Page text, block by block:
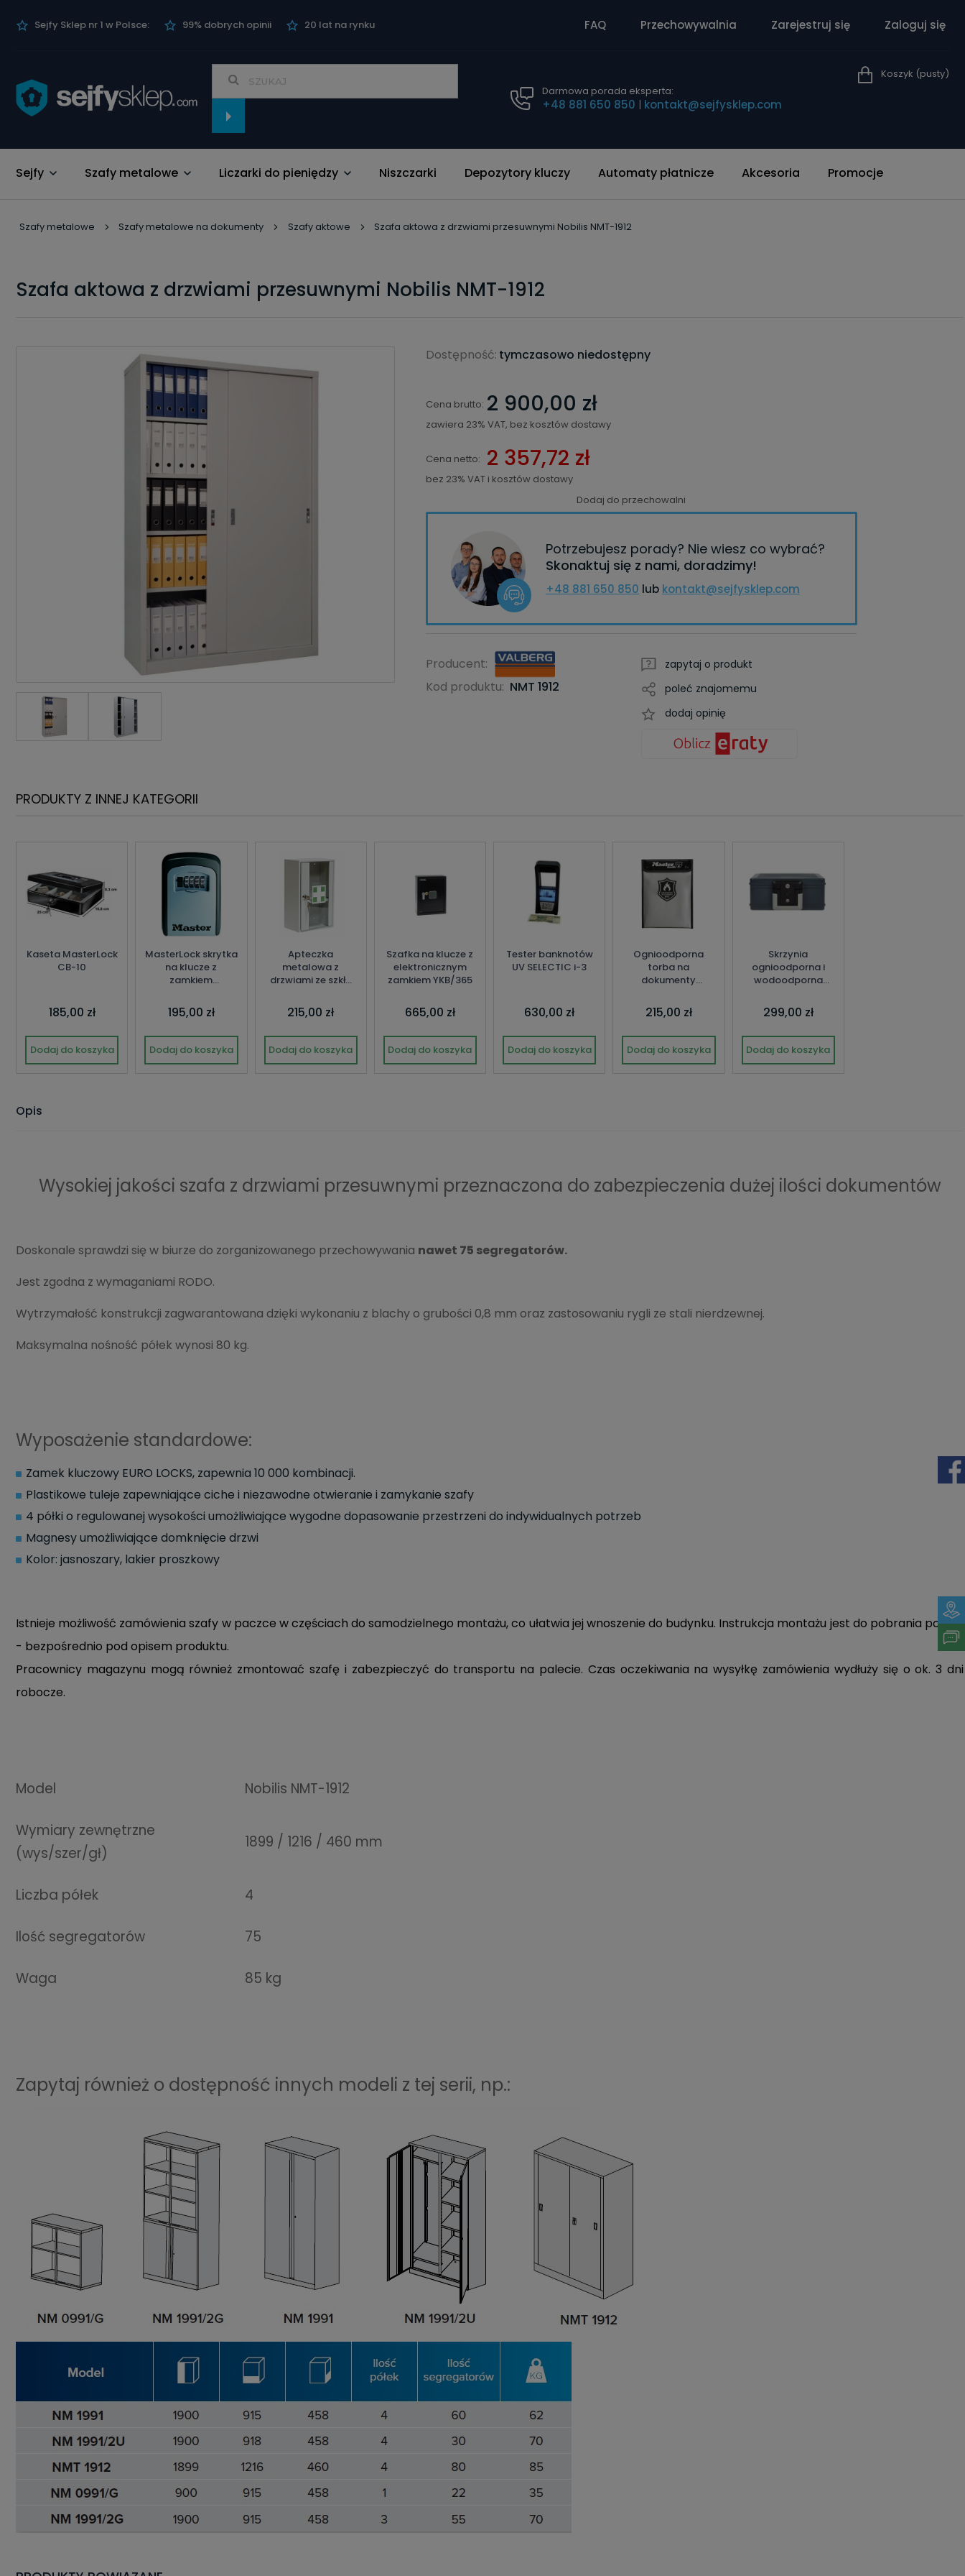
Sejfy Sklep nr 1 w Polsce: 99% dobrych opinii 20 lat na rynku FAQ Przechowywalnia Zarejestruj się Zaloguj się
Darmowa porada eksperta:
+48 881 650 850 | kontakt@sejfysklep.com
Koszyk (pusty)
Sejfy Szafy metalowe Liczarki do pieniędzy Niszczarki Depozytory kluczy Automaty płatnicze Akcesoria Promocje
Nowości
Szafy metalowe Szafy metalowe na dokumenty Szafy aktowe Szafa aktowa z drzwiami przesuwnymi Nobilis NMT-1912
Szafa aktowa z drzwiami przesuwnymi Nobilis NMT-1912
Dostępność: tymczasowo niedostępny
Cena brutto: 2 900,00 zł
zawiera 23% VAT, bez kosztów dostawy
Cena netto: 2 357,72 zł
bez 23% VAT i kosztów dostawy
Dodaj do przechowalni
Potrzebujesz porady? Nie wiesz co wybrać?
Skonaktuj się z nami, doradzimy!
+48 881 650 850 lub kontakt@sejfysklep.com
Producent:
Kod produktu: NMT 1912
zapytaj o produkt
poleć znajomemu
dodaj opinię
PRODUKTY Z INNEJ KATEGORII
Kaseta MasterLock
CB-10
185,00 zł
Dodaj do koszyka
MasterLock skrytka
na klucze z
zamkiem
195,00 zł
Dodaj do koszyka
Apteczka
metalowa z
drzwiami ze szkła
215,00 zł
Dodaj do koszyka
Szafka na klucze z
elektronicznym
zamkiem YKB/365
665,00 zł
Dodaj do koszyka
Tester banknotów
UV SELECTIC i-3
630,00 zł
Dodaj do koszyka
Ognioodporna
torba na
dokumenty
215,00 zł
Dodaj do koszyka
Skrzynia
ognioodporna i
wodoodporna
299,00 zł
Dodaj do koszyka
Opis
Wysokiej jakości szafa z drzwiami przesuwnymi przeznaczona do zabezpieczenia dużej ilości dokumentów
Doskonale sprawdzi się w biurze do zorganizowanego przechowywania nawet 75 segregatorów.
Jest zgodna z wymaganiami RODO.
Wytrzymałość konstrukcji zagwarantowana dzięki wykonaniu z blachy o grubości 0,8 mm oraz zastosowaniu rygli ze stali nierdzewnej.
Maksymalna nośność półek wynosi 80 kg.
Wyposażenie standardowe:
Zamek kluczowy EURO LOCKS, zapewnia 10 000 kombinacji.
Plastikowe tuleje zapewniające ciche i niezawodne otwieranie i zamykanie szafy
4 półki o regulowanej wysokości umożliwiające wygodne dopasowanie przestrzeni do indywidualnych potrzeb
Magnesy umożliwiające domknięcie drzwi
Kolor: jasnoszary, lakier proszkowy
Istnieje możliwość zamówienia szafy w paczce w częściach do samodzielnego montażu, co ułatwia jej wnoszenie do budynku. Instrukcja montażu jest do pobrania poniżej
- bezpośrednio pod opisem produktu.
Pracownicy magazynu mogą również zmontować szafę i zabezpieczyć do transportu na palecie. Czas oczekiwania na wysyłkę zamówienia wydłuży się o ok. 3 dni
robocze.
Model Nobilis NMT-1912
Wymiary zewnętrzne
(wys/szer/gł)
1899 / 1216 / 460 mm
Liczba półek 4
Ilość segregatorów 75
Waga 85 kg
Zapytaj również o dostępność innych modeli z tej serii, np.: